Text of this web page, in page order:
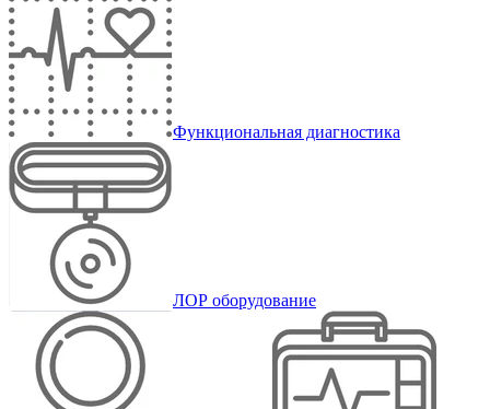
Функциональная диагностика
ЛОР оборудование